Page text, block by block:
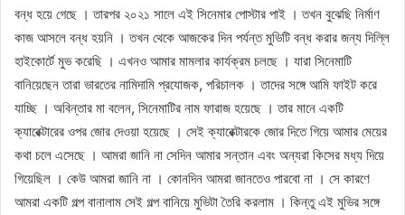
বন্ধ হয়ে গেছে । তারপর ২০২১ সালে এই সিনেমার পোস্টার পাই । তখন বুঝেছি নির্মাণ
কাজ আসলে বন্ধ হয়নি । তখন থেকে আজকের দিন পর্যন্ত মুভিটি বন্ধ করার জন্য দিল্লি
হাইকোর্টে মুভ করেছি । এখনও আমার মামলার কার্যক্রম চলছে । যারা সিনেমাটি
বানিয়েছেন তারা ভারতের নামিদামি প্রযোজক, পরিচালক । তাদের সঙ্গে আমি ফাইট করে
যাচ্ছি । অবিন্তার মা বলেন, সিনেমাটির নাম ফারাজ হয়েছে । তার মানে একটি
ক্যারেক্টারের ওপর জোর দেওয়া হয়েছে । সেই ক্যারেক্টারকে জোর দিতে গিয়ে আমার মেয়ের
কথা চলে এসেছে । আমরা জানি না সেদিন আমার সন্তান এবং অন্যরা কিসের মধ্য দিয়ে
গিয়েছিল । কেউ আমরা জানি না । কোনদিন আমরা জানতেও পারবো না । সে কারণে
আমরা একটি গল্প বানালাম সেই গল্প বানিয়ে মুভিটা তৈরি করলাম । কিন্তু এই মুভির সঙ্গে